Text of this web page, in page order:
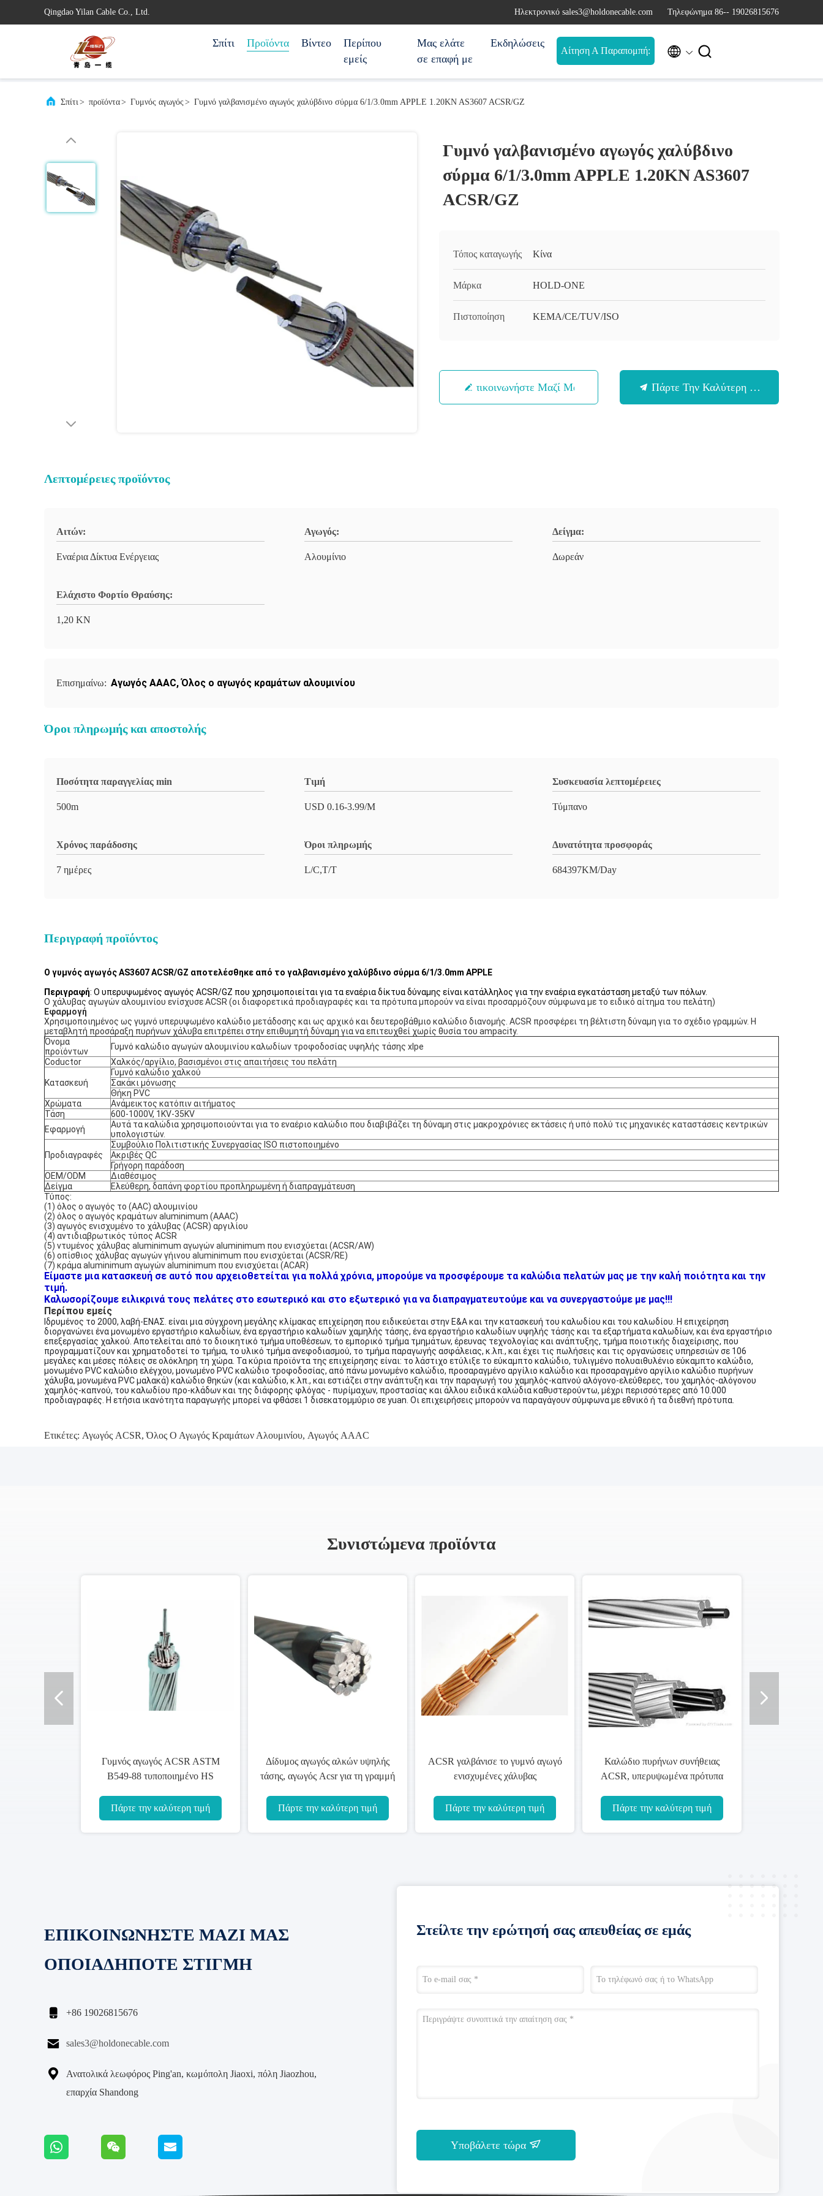
Qingdao Yilan Cable Co., Ltd. Ηλεκτρονικό sales3@holdonecable.com Τηλεφώνημα 86-- 19026815676
Σπίτι Προϊόντα Βίντεο
Περίπου
εμείς
Μας ελάτε
σε επαφή με
Εκδηλώσεις
Αίτηση Α Παραπομπή:  
Σπίτι> προϊόντα> Γυμνός αγωγός > Γυμνό γαλβανισμένο αγωγός χαλύβδινο σύρμα 6/1/3.0mm APPLE 1.20KN AS3607 ACSR/GZ
Γυμνό γαλβανισμένο αγωγός χαλύβδινο
σύρμα 6/1/3.0mm APPLE 1.20KN AS3607
ACSR/GZ
Τόπος καταγωγής Κίνα
Μάρκα HOLD-ONE
Πιστοποίηση KEMA/CE/TUV/ISO
Επικοινωνήστε Μαζί Μας Πάρτε Την Καλύτερη Τιμή
Λεπτομέρειες προϊόντος
Αιτών:
Εναέρια Δίκτυα Ενέργειας
Αγωγός:
Αλουμίνιο
Δείγμα:
Δωρεάν
Ελάχιστο Φορτίο Θραύσης:
1,20 KN
Επισημαίνω: Αγωγός AAAC,Όλος ο αγωγός κραμάτων αλουμινίου
Όροι πληρωμής και αποστολής
Ποσότητα παραγγελίας min
500m
Τιμή
USD 0.16-3.99/M
Συσκευασία λεπτομέρειες
Τύμπανο
Χρόνος παράδοσης
7 ημέρες
Όροι πληρωμής
L/C,T/T
Δυνατότητα προσφοράς
684397KM/Day
Περιγραφή προϊόντος
Ο γυμνός αγωγός AS3607 ACSR/GZ αποτελέσθηκε από το γαλβανισμένο χαλύβδινο σύρμα 6/1/3.0mm APPLE
Περιγραφή: Ο υπερυψωμένος αγωγός ACSR/GZ που χρησιμοποιείται για τα εναέρια δίκτυα δύναμης είναι κατάλληλος για την εναέρια εγκατάσταση μεταξύ των πόλων.
Ο χάλυβας αγωγών αλουμινίου ενίσχυσε ACSR (οι διαφορετικά προδιαγραφές και τα πρότυπα μπορούν να είναι προσαρμόζουν σύμφωνα με το ειδικό αίτημα του πελάτη)
Εφαρμογή
Χρησιμοποιημένος ως γυμνό υπερυψωμένο καλώδιο μετάδοσης και ως αρχικό και δευτεροβάθμιο καλώδιο διανομής. ACSR προσφέρει τη βέλτιστη δύναμη για το σχέδιο γραμμών. Η
μεταβλητή προσάραξη πυρήνων χάλυβα επιτρέπει στην επιθυμητή δύναμη για να επιτευχθεί χωρίς θυσία του ampacity.
Όνομα
προϊόντων
Γυμνό καλώδιο αγωγών αλουμινίου καλωδίων τροφοδοσίας υψηλής τάσης xlpe
Coductor
Χαλκός/αργίλιο, βασισμένοι στις απαιτήσεις του πελάτη
Κατασκευή
Γυμνό καλώδιο χαλκού
Σακάκι μόνωσης
Θήκη PVC
Χρώματα
Ανάμεικτος κατόπιν αιτήματος
Τάση
600-1000V, 1KV-35KV
Εφαρμογή
Αυτά τα καλώδια χρησιμοποιούνται για το εναέριο καλώδιο που διαβιβάζει τη δύναμη στις μακροχρόνιες εκτάσεις ή υπό πολύ τις μηχανικές καταστάσεις κεντρικών
υπολογιστών.
Προδιαγραφές
Συμβούλιο Πολιτιστικής Συνεργασίας ISO πιστοποιημένο
Ακριβές QC
Γρήγορη παράδοση
OEM/ODM
Διαθέσιμος
Δείγμα
Ελεύθερη, δαπάνη φορτίου προπληρωμένη ή διαπραγμάτευση
Τύπος:
(1) όλος ο αγωγός το (AAC) αλουμινίου
(2) όλος ο αγωγός κραμάτων aluminimum (AAAC)
(3) αγωγός ενισχυμένο το χάλυβας (ACSR) αργιλίου
(4) αντιδιαβρωτικός τύπος ACSR
(5) ντυμένος χάλυβας aluminimum αγωγών aluminimum που ενισχύεται (ACSR/AW)
(6) οπίσθιος χάλυβας αγωγών γήινου aluminimum που ενισχύεται (ACSR/RE)
(7) κράμα aluminimum αγωγών aluminimum που ενισχύεται (ACAR)
Είμαστε μια κατασκευή σε αυτό που αρχειοθετείται για πολλά χρόνια, μπορούμε να προσφέρουμε τα καλώδια πελατών μας με την καλή ποιότητα και την
τιμή.
Καλωσορίζουμε ειλικρινά τους πελάτες στο εσωτερικό και στο εξωτερικό για να διαπραγματευτούμε και να συνεργαστούμε με μας!!!
Περίπου εμείς
Ιδρυμένος το 2000, λαβή-ΕΝΑΣ. είναι μια σύγχρονη μεγάλης κλίμακας επιχείρηση που ειδικεύεται στην Ε&Α και την κατασκευή του καλωδίου και του καλωδίου. Η επιχείρηση
διοργανώνει ένα μονωμένο εργαστήριο καλωδίων, ένα εργαστήριο καλωδίων χαμηλής τάσης, ένα εργαστήριο καλωδίων υψηλής τάσης και τα εξαρτήματα καλωδίων, και ένα εργαστήριο
επεξεργασίας χαλκού. Αποτελείται από το διοικητικό τμήμα υποθέσεων, το εμπορικό τμήμα τμημάτων, έρευνας τεχνολογίας και ανάπτυξης, τμήμα ποιοτικής διαχείρισης, που
προγραμματίζουν και χρηματοδοτεί το τμήμα, το υλικό τμήμα ανεφοδιασμού, το τμήμα παραγωγής ασφάλειας, κ.λπ., και έχει τις πωλήσεις και τις οργανώσεις υπηρεσιών σε 106
μεγάλες και μέσες πόλεις σε ολόκληρη τη χώρα. Τα κύρια προϊόντα της επιχείρησης είναι: το λάστιχο ετύλιξε το εύκαμπτο καλώδιο, τυλιγμένο πολυαιθυλένιο εύκαμπτο καλώδιο,
μονωμένο PVC καλώδιο ελέγχου, μονωμένο PVC καλώδιο τροφοδοσίας, από πάνω μονωμένο καλώδιο, προσαραγμένο αργίλιο καλώδιο και προσαραγμένο αργίλιο καλώδιο πυρήνων
χάλυβα, μονωμένα PVC μαλακά) καλώδιο θηκών (και καλώδιο, κ.λπ., και εστιάζει στην ανάπτυξη και την παραγωγή του χαμηλός-καπνού αλόγονο-ελεύθερες, του χαμηλός-αλόγονου
χαμηλός-καπνού, του καλωδίου προ-κλάδων και της διάφορης φλόγας - πυρίμαχων, προστασίας και άλλου ειδικά καλώδια καθυστερούντω, μέχρι περισσότερες από 10.000
προδιαγραφές. Η ετήσια ικανότητα παραγωγής μπορεί να φθάσει 1 δισεκατομμύριο σε yuan. Οι επιχειρήσεις μπορούν να παραγάγουν σύμφωνα με εθνικό ή τα διεθνή πρότυπα.
Ετικέτες: Αγωγός ACSR, Όλος Ο Αγωγός Κραμάτων Αλουμινίου, Αγωγός AAAC
Συνιστώμενα προϊόντα
Γυμνός αγωγός ACSR ASTM
B549-88 τυποποιημένο HS
Πάρτε την καλύτερη τιμή
Δίδυμος αγωγός αλκών υψηλής
τάσης, αγωγός Acsr για τη γραμμή
Πάρτε την καλύτερη τιμή
ACSR γαλβάνισε το γυμνό αγωγό
ενισχυμένες χάλυβας
800mm2
Πάρτε την καλύτερη τιμή
Καλώδιο πυρήνων συνήθειας
ACSR, υπερυψωμένα πρότυπα
ASTM γραμμών
Πάρτε την καλύτερη τιμή
ΕΠΙΚΟΙΝΩΝΗΣΤΕ ΜΑΖΙ ΜΑΣ
ΟΠΟΙΑΔΗΠΟΤΕ ΣΤΙΓΜΗ
 +86 19026815676
 sales3@holdonecable.com

Ανατολικά λεωφόρος Ping'an, κωμόπολη Jiaoxi, πόλη Jiaozhou,
επαρχία Shandong
Στείλτε την ερώτησή σας απευθείας σε εμάς
Υποβάλετε τώρα